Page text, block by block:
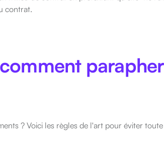
contrat.
parapher
? Voici les règles de l'art pour éviter